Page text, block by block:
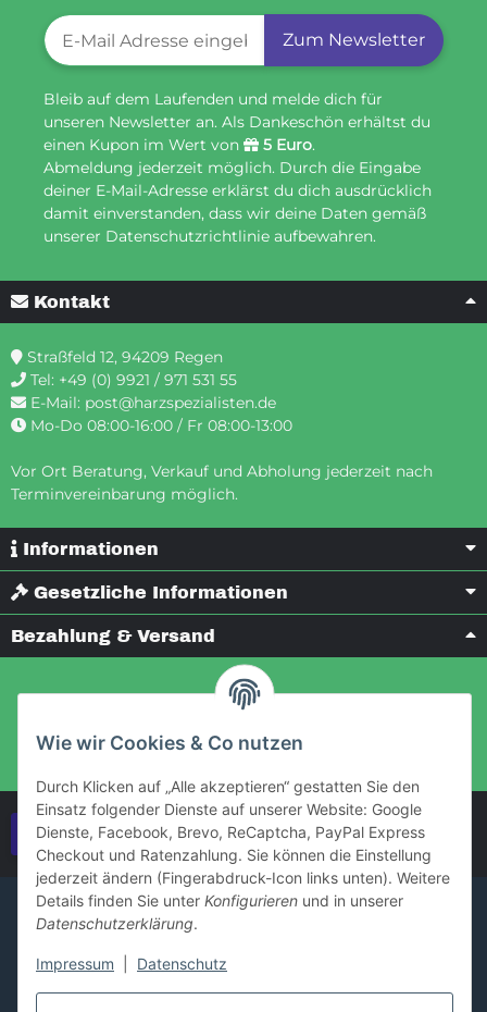
Wie wir Cookies & Co nutzen
Durch Klicken auf „Alle akzeptieren“ gestatten Sie den
Einsatz folgender Dienste auf unserer Website: Google
Dienste, Facebook, Brevo, ReCaptcha, PayPal Express
Checkout und Ratenzahlung. Sie können die Einstellung
jederzeit ändern (Fingerabdruck-Icon links unten). Weitere
Details finden Sie unter Konfigurieren und in unserer
Datenschutzerklärung.
Impressum Datenschutz
Newsletter-Registrierung
Zum Newsletter
Bleib auf dem Laufenden und melde dich für
unseren Newsletter an. Als Dankeschön erhältst du
einen Kupon im Wert von
5 Euro.
Abmeldung jederzeit möglich. Durch die Eingabe
deiner E-Mail-Adresse erklärst du dich ausdrücklich
damit einverstanden, dass wir deine Daten gemäß
unserer Datenschutzrichtlinie aufbewahren.
Kontakt
Straßfeld 12, 94209 Regen
Tel: +49 (0) 9921 / 971 531 55
E-Mail: post@harzspezialisten.de
Mo-Do 08:00-16:00 / Fr 08:00-13:00
Vor Ort Beratung, Verkauf und Abholung jederzeit nach
Terminvereinbarung möglich.
Informationen
Gesetzliche Informationen
Bezahlung & Versand
Vertrag widerrufen